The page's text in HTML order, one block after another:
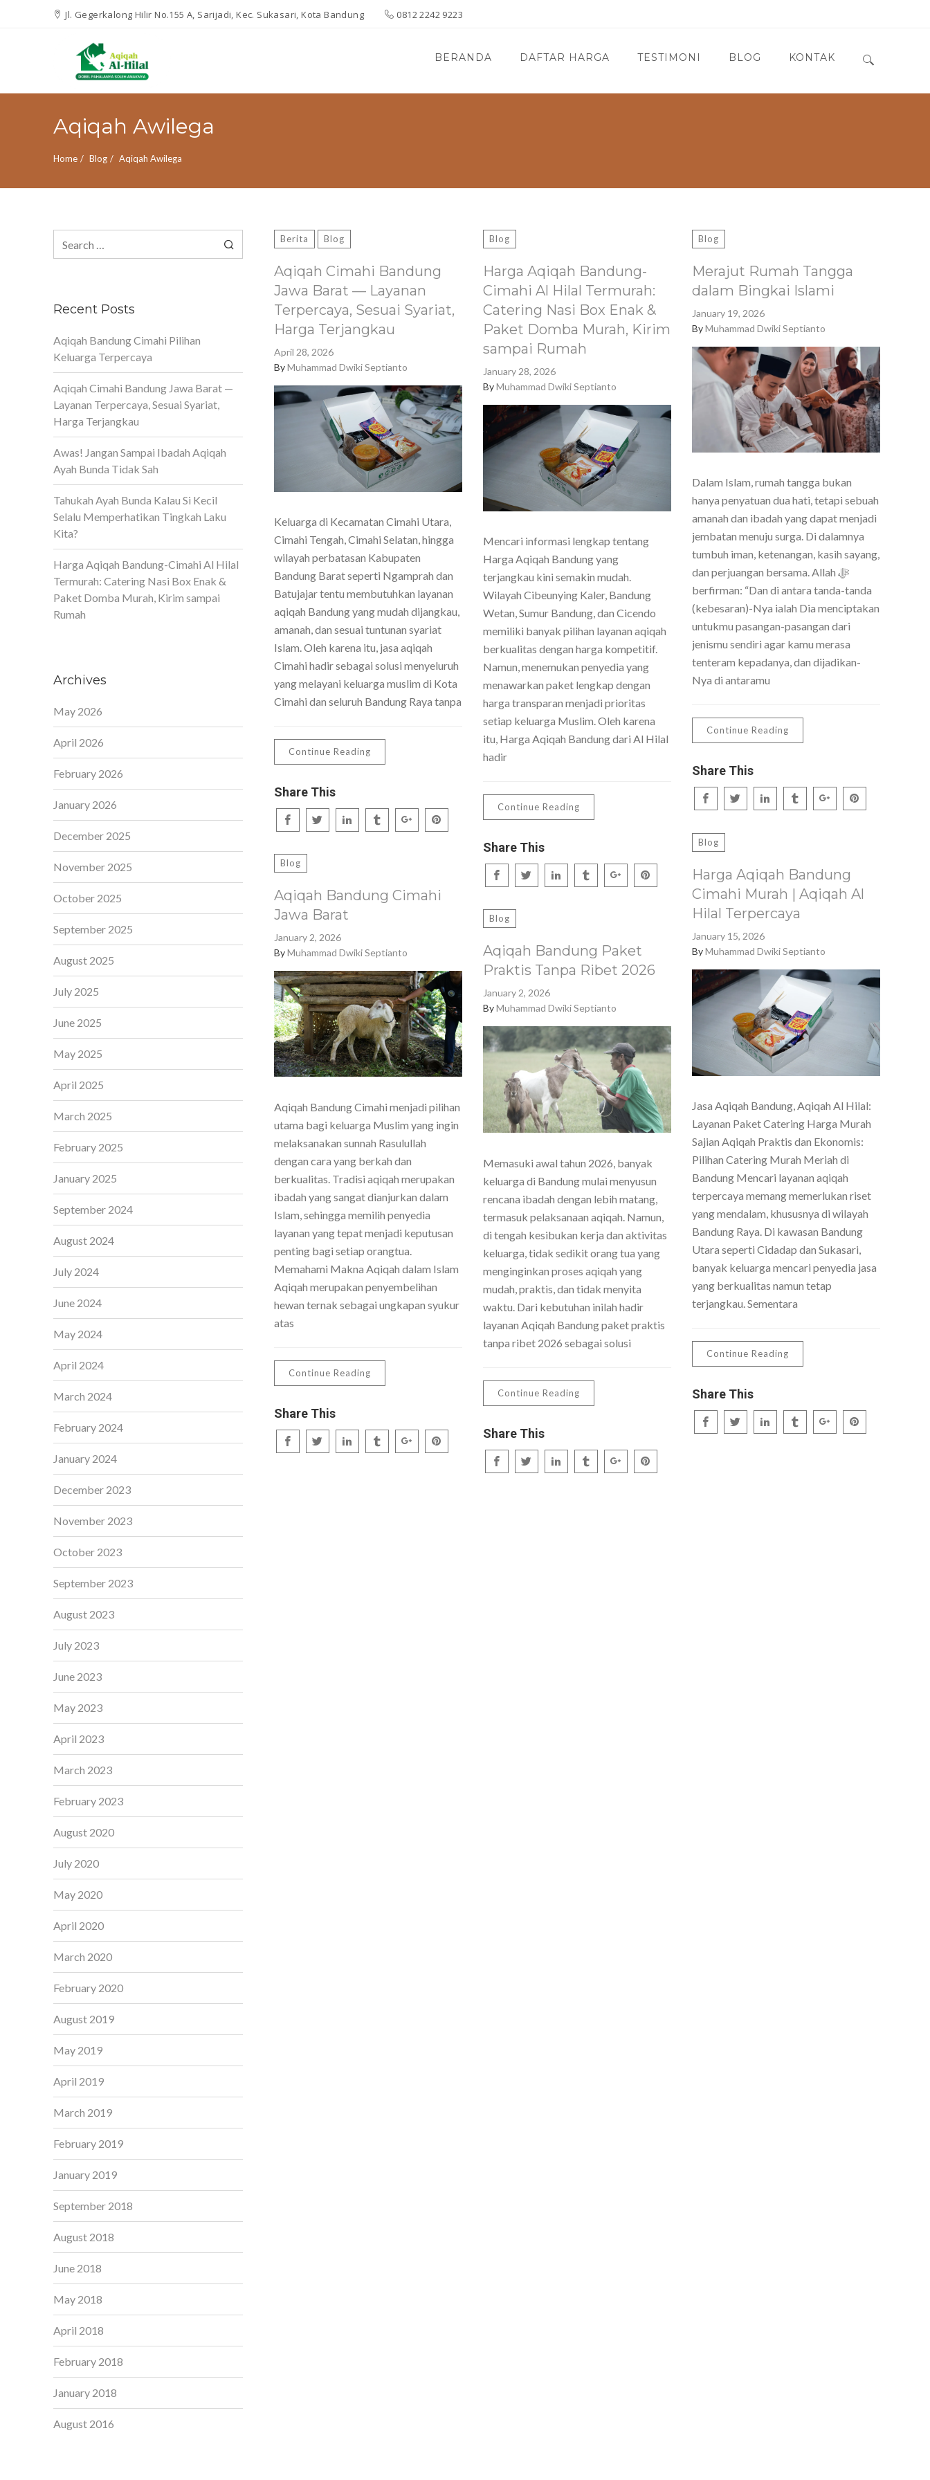
Jl. Gegerkalong Hilir No.155 A, Sarijadi, Kec. Sukasari, Kota Bandung 0812 2242 9223
BERANDA DAFTAR HARGA TESTIMONI BLOG KONTAK
Aqiqah Awilega
Home Blog Aqiqah Awilega
Berita Blog
Aqiqah Cimahi Bandung
Jawa Barat — Layanan
Terpercaya, Sesuai Syariat,
Harga Terjangkau
April 28, 2026
ByMuhammad Dwiki Septianto
Keluarga di Kecamatan Cimahi Utara,
Cimahi Tengah, Cimahi Selatan, hingga
wilayah perbatasan Kabupaten
Bandung Barat seperti Ngamprah dan
Batujajar tentu membutuhkan layanan
aqiqah Bandung yang mudah dijangkau,
amanah, dan sesuai tuntunan syariat
Islam. Oleh karena itu, jasa aqiqah
Cimahi hadir sebagai solusi menyeluruh
yang melayani keluarga muslim di Kota
Cimahi dan seluruh Bandung Raya tanpa
Continue Reading
Share This
Blog
Harga Aqiqah Bandung-
Cimahi Al Hilal Termurah:
Catering Nasi Box Enak &
Paket Domba Murah, Kirim
sampai Rumah
January 28, 2026
ByMuhammad Dwiki Septianto
Mencari informasi lengkap tentang
Harga Aqiqah Bandung yang
terjangkau kini semakin mudah.
Wilayah Cibeunying Kaler, Bandung
Wetan, Sumur Bandung, dan Cicendo
memiliki banyak pilihan layanan aqiqah
berkualitas dengan harga kompetitif.
Namun, menemukan penyedia yang
menawarkan paket lengkap dengan
harga transparan menjadi prioritas
setiap keluarga Muslim. Oleh karena
itu, Harga Aqiqah Bandung dari Al Hilal
hadir
Continue Reading
Share This
Blog
Merajut Rumah Tangga
dalam Bingkai Islami
January 19, 2026
ByMuhammad Dwiki Septianto
Dalam Islam, rumah tangga bukan
hanya penyatuan dua hati, tetapi sebuah
amanah dan ibadah yang dapat menjadi
jembatan menuju surga. Di dalamnya
tumbuh iman, ketenangan, kasih sayang,
dan perjuangan bersama. Allah ﷻ
berfirman: “Dan di antara tanda-tanda
(kebesaran)-Nya ialah Dia menciptakan
untukmu pasangan-pasangan dari
jenismu sendiri agar kamu merasa
tenteram kepadanya, dan dijadikan-
Nya di antaramu
Continue Reading
Share This
Blog
Harga Aqiqah Bandung
Cimahi Murah | Aqiqah Al
Hilal Terpercaya
January 15, 2026
ByMuhammad Dwiki Septianto
Jasa Aqiqah Bandung, Aqiqah Al Hilal:
Layanan Paket Catering Harga Murah
Sajian Aqiqah Praktis dan Ekonomis:
Pilihan Catering Murah Meriah di
Bandung Mencari layanan aqiqah
terpercaya memang memerlukan riset
yang mendalam, khususnya di wilayah
Bandung Raya. Di kawasan Bandung
Utara seperti Cidadap dan Sukasari,
banyak keluarga mencari penyedia jasa
yang berkualitas namun tetap
terjangkau. Sementara
Continue Reading
Share This
Blog
Aqiqah Bandung Cimahi
Jawa Barat
January 2, 2026
ByMuhammad Dwiki Septianto
Aqiqah Bandung Cimahi menjadi pilihan
utama bagi keluarga Muslim yang ingin
melaksanakan sunnah Rasulullah
dengan cara yang berkah dan
berkualitas. Tradisi aqiqah merupakan
ibadah yang sangat dianjurkan dalam
Islam, sehingga memilih penyedia
layanan yang tepat menjadi keputusan
penting bagi setiap orangtua.
Memahami Makna Aqiqah dalam Islam
Aqiqah merupakan penyembelihan
hewan ternak sebagai ungkapan syukur
atas
Continue Reading
Share This
Blog
Aqiqah Bandung Paket
Praktis Tanpa Ribet 2026
January 2, 2026
ByMuhammad Dwiki Septianto
Memasuki awal tahun 2026, banyak
keluarga di Bandung mulai menyusun
rencana ibadah dengan lebih matang,
termasuk pelaksanaan aqiqah. Namun,
di tengah kesibukan kerja dan aktivitas
keluarga, tidak sedikit orang tua yang
menginginkan proses aqiqah yang
mudah, praktis, dan tidak menyita
waktu. Dari kebutuhan inilah hadir
layanan Aqiqah Bandung paket praktis
tanpa ribet 2026 sebagai solusi
Continue Reading
Share This
for:
Recent Posts
Aqiqah Bandung Cimahi Pilihan
Keluarga Terpercaya
Aqiqah Cimahi Bandung Jawa Barat —
Layanan Terpercaya, Sesuai Syariat,
Harga Terjangkau
Awas! Jangan Sampai Ibadah Aqiqah
Ayah Bunda Tidak Sah
Tahukah Ayah Bunda Kalau Si Kecil
Selalu Memperhatikan Tingkah Laku
Kita?
Harga Aqiqah Bandung-Cimahi Al Hilal
Termurah: Catering Nasi Box Enak &
Paket Domba Murah, Kirim sampai
Rumah
Archives
May 2026
April 2026
February 2026
January 2026
December 2025
November 2025
October 2025
September 2025
August 2025
July 2025
June 2025
May 2025
April 2025
March 2025
February 2025
January 2025
September 2024
August 2024
July 2024
June 2024
May 2024
April 2024
March 2024
February 2024
January 2024
December 2023
November 2023
October 2023
September 2023
August 2023
July 2023
June 2023
May 2023
April 2023
March 2023
February 2023
August 2020
July 2020
May 2020
April 2020
March 2020
February 2020
August 2019
May 2019
April 2019
March 2019
February 2019
January 2019
September 2018
August 2018
June 2018
May 2018
April 2018
February 2018
January 2018
August 2016